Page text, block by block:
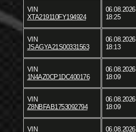
VIN
XTA219110FY194924
06.08.2026
18:25
VIN
JSAGYA21S00331563
06.08.2026
18:13
VIN
1N4AZ0CP1DC400176
06.08.2026
18:09
VIN
Z8NBFAB1753092794
06.08.2026
18:09
VIN 06.08.2026